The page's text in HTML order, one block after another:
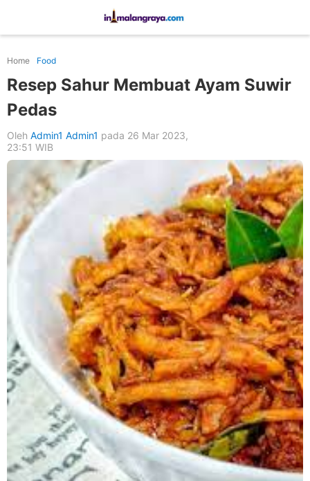
Home Food
Resep Sahur Membuat Ayam Suwir
Pedas
Oleh Admin1 Admin1 pada 26 Mar 2023,
23:51 WIB